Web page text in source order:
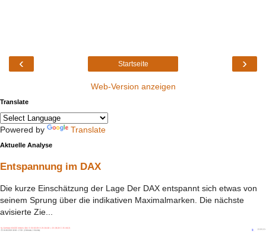
‹ ›
Startseite
Web-Version anzeigen
Translate
Powered by Translate
Aktuelle Analyse
Entspannung im DAX
Die kurze Einschätzung der Lage Der DAX entspannt sich etwas von
seinem Sprung über die indikativen Maximalmarken. Die nächste
avisierte Zie...